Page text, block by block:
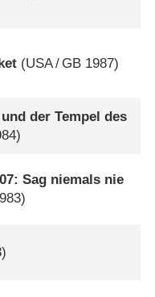
(USA/ GB 1987)
der Tempel des
Sag niemals nie